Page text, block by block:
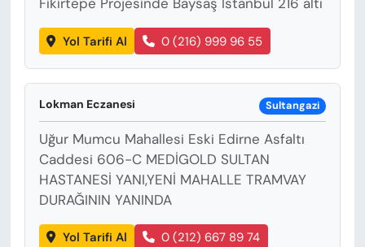
Yol Tarifi Al 0 (216) 999 96 55
Lokman Eczanesi Sultangazi
Uğur Mumcu Mahallesi Eski Edirne Asfaltı
Caddesi 606-C MEDİGOLD SULTAN
HASTANESİ YANI,YENİ MAHALLE TRAMVAY
DURAĞININ YANINDA
Yol Tarifi Al 0 (212) 667 89 74